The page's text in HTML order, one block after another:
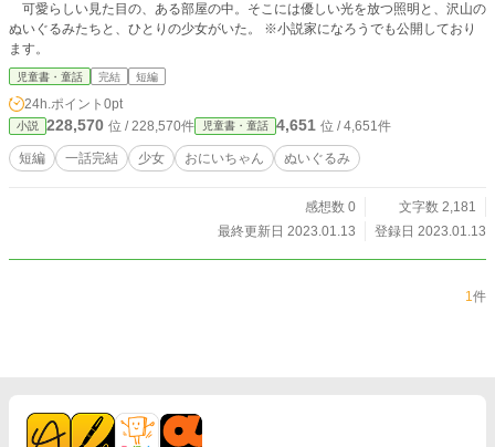
可愛らしい見た目の、ある部屋の中。そこには優しい光を放つ照明と、沢山の
ぬいぐるみたちと、ひとりの少女がいた。 ※小説家になろうでも公開しており
ます。
児童書・童話 完結 短編
24h.ポイント 0pt
小説 228,570 位 / 228,570件 児童書・童話 4,651 位 / 4,651件
短編 一話完結 少女 おにいちゃん ぬいぐるみ
感想数 0
文字数 2,181
最終更新日 2023.01.13
登録日 2023.01.13
1件